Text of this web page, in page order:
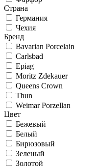
Страна
Германия
Чехия
Бренд
Bavarian Porcelain
Carlsbad
Epiag
Moritz Zdekauer
Queens Crown
Thun
Weimar Porzellan
Цвет
Бежевый
Белый
Бирюзовый
Зеленый
Золотой